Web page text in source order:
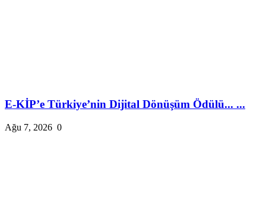
E-KİP’e Türkiye’nin Dijital Dönüşüm Ödülü... ...
Ağu 7, 2026 0